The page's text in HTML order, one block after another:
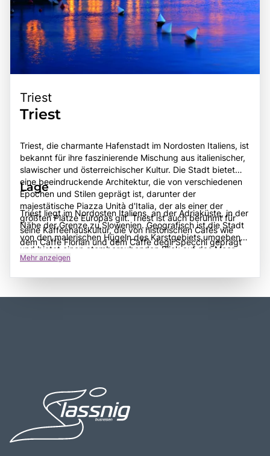
Triest
Triest
Triest, die charmante Hafenstadt im Nordosten Italiens, ist
bekannt für ihre faszinierende Mischung aus italienischer,
slawischer und österreichischer Kultur. Die Stadt bietet
eine beeindruckende Architektur, die von verschiedenen
Epochen und Stilen geprägt ist, darunter der
majestätische Piazza Unità d'Italia, der als einer der
größten Plätze Europas gilt. Triest ist auch berühmt für
seine Kaffeehauskultur, die von historischen Cafés wie
dem Caffè Florian und dem Caffè degli Specchi geprägt
ist, wo Besucher die Atmosphäre vergangener Zeiten
die bis in die Römerzeit zurückreicht, und war im 19.
Lage
Triest liegt im Nordosten Italiens, an der Adriaküste, in der
Nähe der Grenze zu Slowenien. Geografisch ist die Stadt
von den malerischen Hügeln des Karstgebiets umgeben
und bietet einen atemberaubenden Blick auf das Meer.
Triest ist gut erreichbar über das Straßennetz und den
Lage macht Triest zu einem idealen Ausgangspunkt für
Mehr anzeigen